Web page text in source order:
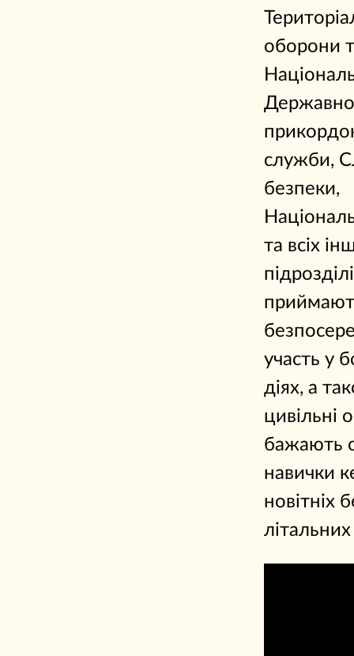
оборони
служби,
безпеки,
та всіх
участь у
діях, а
цивільні
бажають
навички
новітніх
літальних